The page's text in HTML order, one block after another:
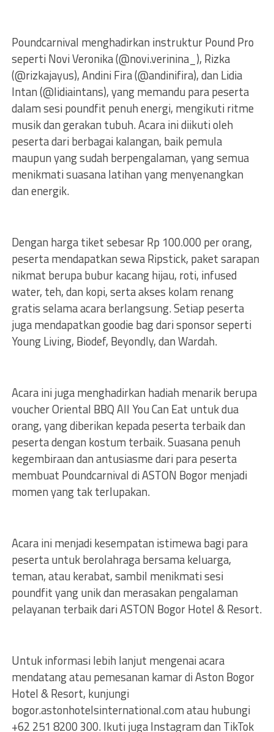
Poundcarnival menghadirkan instruktur Pound Pro
seperti Novi Veronika (@novi.verinina_), Rizka
(@rizkajayus), Andini Fira (@andinifira), dan Lidia
Intan (@lidiaintans), yang memandu para peserta
dalam sesi poundfit penuh energi, mengikuti ritme
musik dan gerakan tubuh. Acara ini diikuti oleh
peserta dari berbagai kalangan, baik pemula
maupun yang sudah berpengalaman, yang semua
menikmati suasana latihan yang menyenangkan
dan energik.
Dengan harga tiket sebesar Rp 100.000 per orang,
peserta mendapatkan sewa Ripstick, paket sarapan
nikmat berupa bubur kacang hijau, roti, infused
water, teh, dan kopi, serta akses kolam renang
gratis selama acara berlangsung. Setiap peserta
juga mendapatkan goodie bag dari sponsor seperti
Young Living, Biodef, Beyondly, dan Wardah.
Acara ini juga menghadirkan hadiah menarik berupa
voucher Oriental BBQ All You Can Eat untuk dua
orang, yang diberikan kepada peserta terbaik dan
peserta dengan kostum terbaik. Suasana penuh
kegembiraan dan antusiasme dari para peserta
membuat Poundcarnival di ASTON Bogor menjadi
momen yang tak terlupakan.
Acara ini menjadi kesempatan istimewa bagi para
peserta untuk berolahraga bersama keluarga,
teman, atau kerabat, sambil menikmati sesi
poundfit yang unik dan merasakan pengalaman
pelayanan terbaik dari ASTON Bogor Hotel & Resort.
Untuk informasi lebih lanjut mengenai acara
mendatang atau pemesanan kamar di Aston Bogor
Hotel & Resort, kunjungi
bogor.astonhotelsinternational.com atau hubungi
+62 251 8200 300. Ikuti juga Instagram dan TikTok